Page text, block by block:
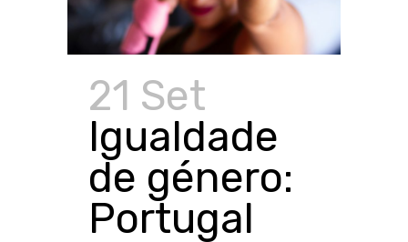
21 Set
Igualdade
de género:
Portugal